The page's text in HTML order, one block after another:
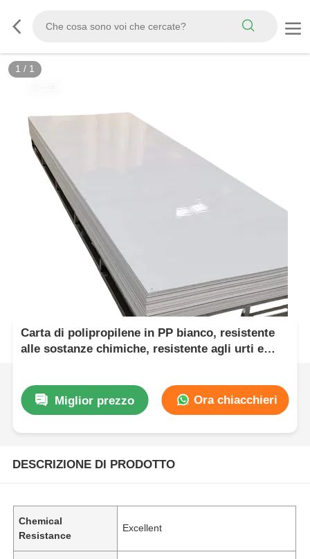
1 / 1
Carta di polipropilene in PP bianco, resistente
alle sostanze chimiche, resistente agli urti e
Miglior prezzo Ora chiacchieri
DESCRIZIONE DI PRODOTTO
Chemical
Resistance
Excellent